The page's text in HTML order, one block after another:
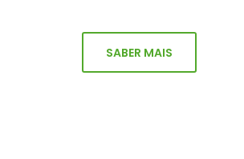
SABER MAIS